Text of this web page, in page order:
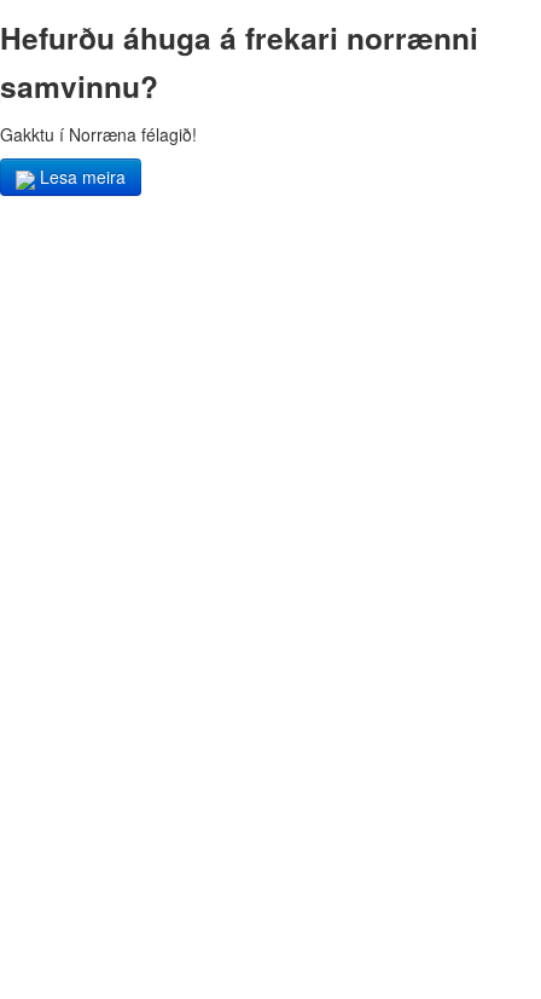
Hefurðu áhuga á frekari norrænni
samvinnu?
Gakktu í Norræna félagið!
Lesa meira